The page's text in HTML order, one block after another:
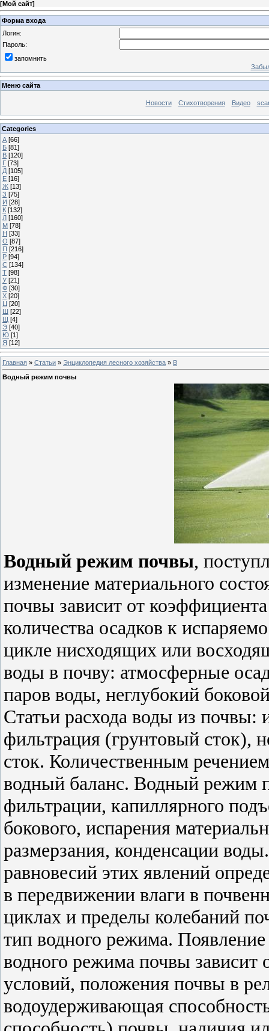
[Мой сайт]
Форма входа
Логин:
Пароль:
запомнить
Меню сайта
Новости Стихотворения Видео
Categories
А [66]
Б [81]
В [120]
Г [73]
Д [105]
Е [16]
Ж [13]
З [75]
И [28]
К [132]
Л [160]
М [78]
Н [33]
О [87]
П [216]
Р [94]
С [134]
Т [98]
У [21]
Ф [30]
Х [20]
Ц [20]
Ш [22]
Щ [4]
Э [40]
Ю [1]
Я [12]
Главная » Статьи » Энциклопедия лесного хозяйства » В
Водный режим почвы
Водный режим почвы,
изменение материального
почвы зависит от
количества осадков к
цикле нисходящих или
воды в почву: атмосферные
паров воды, неглубокий
Статьи расхода воды из почвы:
фильтрация (грунтовый сток),
сток. Количественным
водный баланс. Водный режим
фильтрации, капиллярного
бокового, испарения
размерзания, конденсации
равновесий этих явлений
в передвижении влаги в
циклах и пределы колебаний
тип водного режима.
водного режима почвы зависит
условий, положения почвы в
водоудерживающая